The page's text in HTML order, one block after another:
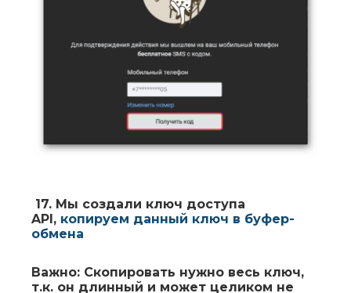
17. Мы создали ключ доступа
API, копируем данный ключ в буфер-
обмена
Важно: Скопировать нужно весь ключ,
т.к. он длинный и может целиком не